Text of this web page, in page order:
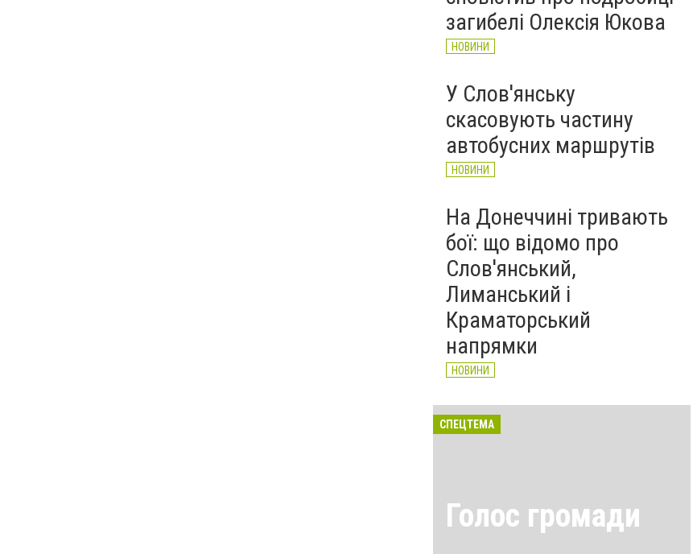
загибелі Олексія Юкова
НОВИНИ
У Слов'янську
скасовують частину
автобусних маршрутів
НОВИНИ
На Донеччині тривають
бої: що відомо про
Слов'янський,
Лиманський і
Краматорський
напрямки
НОВИНИ
СПЕЦТЕМА
Голос громади